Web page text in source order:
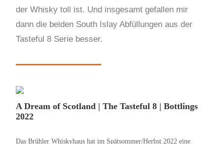
der Whisky toll ist. Und insgesamt gefallen mir
dann die beiden South Islay Abfüllungen aus der
Tasteful 8 Serie besser.
A Dream of Scotland | The Tasteful 8 | Bottlings
2022
Das Brühler Whiskyhaus hat im Spätsommer/Herbst 2022 eine